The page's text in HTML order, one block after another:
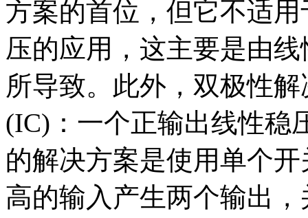
方案的首位，但它不适
压的应用，这主要是由
所导致。此外，双极性
(IC)：一个正输出线性稳
的解决方案是使用单个
高的输入产生两个输出